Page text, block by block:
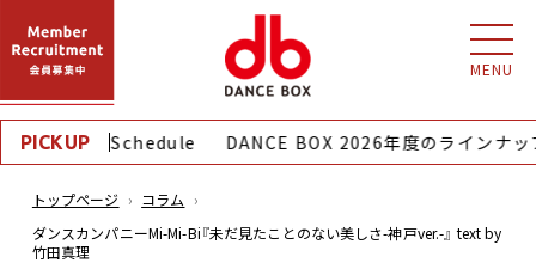
MENU
PICKUP
Monthly Schedule DANCE BOX 2026年度のラインナップ
トップページ
コラム
ダンスカンパニーMi-Mi-Bi『未だ見たことのない美しさ-神戸ver.-』 text by
竹田真理